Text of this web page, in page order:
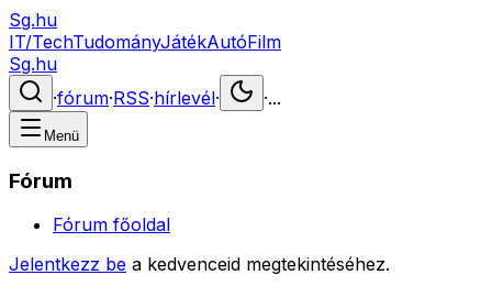
Sg.hu
IT/TechTudományJátékAutóFilm
Sg.hu
·fórum·RSS·hírlevél· ·...
Menü
Fórum
Fórum főoldal
Jelentkezz be a kedvenceid megtekintéséhez.